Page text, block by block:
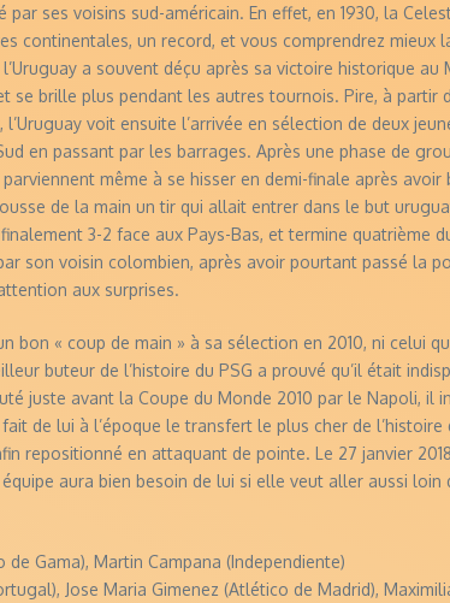
ses voisins sud-américain. En effet, en 1930, la
continentales, un record, et vous comprendrez
a souvent déçu après sa victoire historique
brille plus pendant les autres tournois. Pire, à partir
voit ensuite l’arrivée en sélection de deux
en passant par les barrages. Après une phase de
même à se hisser en demi-finale après
de la main un tir qui allait entrer dans le but
3-2 face aux Pays-Bas, et termine
son voisin colombien, après avoir pourtant passé la
aux surprises.
bon « coup de main » à sa sélection en 2010, ni celui
buteur de l’histoire du PSG a prouvé qu’il était
juste avant la Coupe du Monde 2010 par le Napoli, il
de lui à l’époque le transfert le plus cher de l’histoire
repositionné en attaquant de pointe. Le 27 janvier
aura bien besoin de lui si elle veut aller aussi loin
Gama), Martin Campana (Independiente)
Jose Maria Gimenez (Atlético de Madrid),